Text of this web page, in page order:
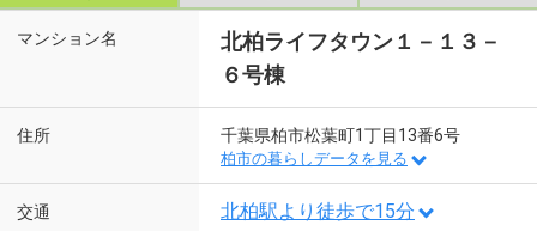
マンション名
北柏ライフタウン１－１３－
６号棟
住所 千葉県柏市松葉町1丁目13番6号
柏市の暮らしデータを見る
交通 北柏駅より徒歩で15分